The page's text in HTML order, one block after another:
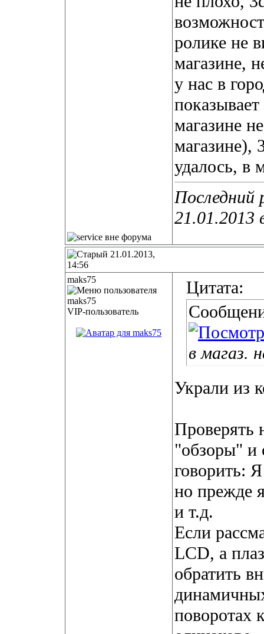
ролике не
магазине,
у нас в
магазине
магазине),
удалось, в
Последний
21.01.2013
21.01.2013,
14:56
maks75
VIP-пользователь
Цитата:
в магаз.
Украли из
Проверять
"обзоры" и
говорить:
но прежде
и т.д.
Если
LCD, а
обратить
поворотах